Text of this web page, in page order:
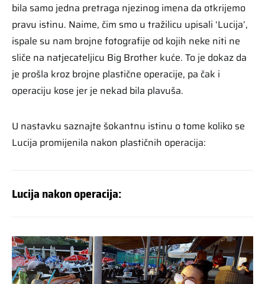
bila samo jedna pretraga njezinog imena da otkrijemo
pravu istinu. Naime, čim smo u tražilicu upisali ‘Lucija’,
ispale su nam brojne fotografije od kojih neke niti ne
sliče na natjecateljicu Big Brother kuće. To je dokaz da
je prošla kroz brojne plastične operacije, pa čak i
operaciju kose jer je nekad bila plavuša.
U nastavku saznajte šokantnu istinu o tome koliko se
Lucija promijenila nakon plastičnih operacija:
Lucija nakon operacija: